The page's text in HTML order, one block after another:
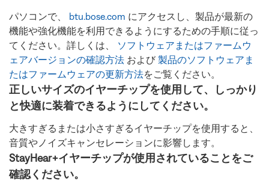
パソコンで、 btu.bose.com にアクセスし、製品が最新の
機能や強化機能を利用できるようにするための手順に従っ
てください。詳しくは、
ソフトウェアまたはファームウ
ェアバージョンの確認方法 および 製品のソフトウェアま
たはファームウェアの更新方法をご覧ください。
正しいサイズのイヤーチップを使用して、しっかり
と快適に装着できるようにしてください。
大きすぎるまたは小さすぎるイヤーチップを使用すると、
音質やノイズキャンセレーションに影響します。
StayHear+イヤーチップが使用されていることをご
確認ください。